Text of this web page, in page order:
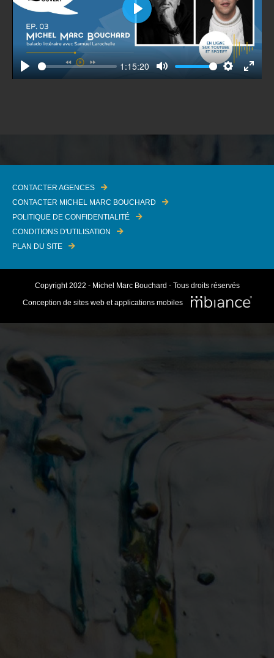
Play
1:15:20
Mute SettingsEnter
Play
CONTACTER AGENCES
CONTACTER MICHEL MARC BOUCHARD
POLITIQUE DE CONFIDENTIALITÉ
CONDITIONS D'UTILISATION
PLAN DU SITE
Copyright 2022 - Michel Marc Bouchard - Tous droits réservés
Conception de sites web et applications mobiles